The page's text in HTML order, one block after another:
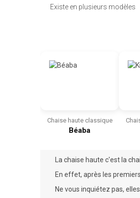
Existe en plusieurs modèles
Chaise haute classique
Béaba
La chaise haute c'est la
En effet, après les premiers
Ne vous inquiétez pas,